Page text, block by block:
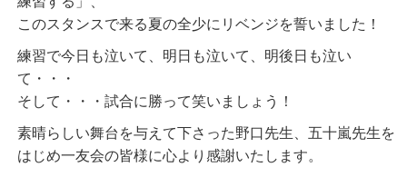
このスタンスで来る夏の全少にリベンジを誓いました！
練習で今日も泣いて、明日も泣いて、明後日も泣い
て・・・
そして・・・試合に勝って笑いましょう！
素晴らしい舞台を与えて下さった野口先生、五十嵐先生を
はじめ一友会の皆様に心より感謝いたします。